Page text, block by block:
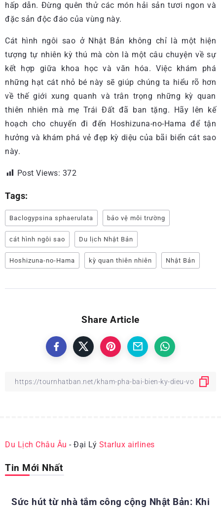
hấp dẫn. Đừng quên thử các món hải sản tươi ngon và
đặc sản độc đáo của vùng này.
Cát hình ngôi sao ở Nhật Bản không chỉ là một hiện
tượng tự nhiên kỳ thú mà còn là một câu chuyện về sự
kết hợp giữa khoa học và văn hóa. Việc khám phá
những hạt cát nhỏ bé này sẽ giúp chúng ta hiểu rõ hơn
về thế giới xung quanh và trân trọng những kỳ quan
thiên nhiên mà mẹ Trái Đất đã ban tặng. Hãy lên kế
hoạch cho chuyến đi đến Hoshizuna-no-Hama để tận
hưởng và khám phá vẻ đẹp kỳ diệu của bãi biển cát sao
này.
Post Views: 372
Tags:
Baclogypsina sphaerulata bảo vệ môi trường
cát hình ngôi sao Du lịch Nhật Bản
Hoshizuna-no-Hama kỳ quan thiên nhiên Nhật Bản
Share Article
Du Lịch Châu Âu - Đại Lý Starlux airlines
Tin Mới Nhất
Sức hút từ nhà tắm công cộng Nhật Bản: Khi